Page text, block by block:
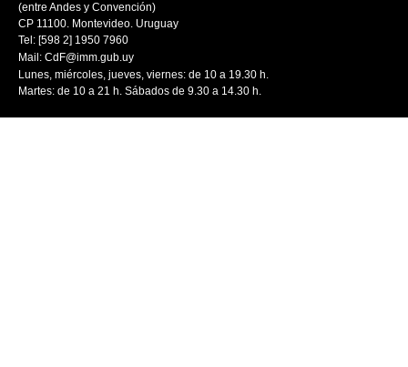
(entre Andes y Convención)
CP 11100. Montevideo. Uruguay
Tel: [598 2] 1950 7960
Mail: CdF@imm.gub.uy
Lunes, miércoles, jueves, viernes: de 10 a 19.30 h.
Martes: de 10 a 21 h. Sábados de 9.30 a 14.30 h.